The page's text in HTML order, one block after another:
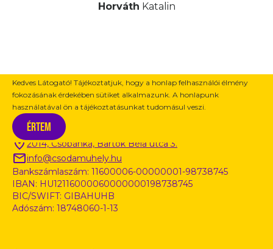
Horváth Katalin
Kapcsolat / Információ
2014, Csobánka, Bartók Béla utca 3.
info@csodamuhely.hu
Bankszámlaszám: 11600006-00000001-98738745
IBAN: HU12116000060000000198738745
BIC/SWIFT: GIBAHUHB
Adószám: 18748060-1-13
Kedves Látogató! Tájékoztatjuk, hogy a honlap felhasználói élmény
fokozásának érdekében sütiket alkalmazunk. A honlapunk
használatával ön a tájékoztatásunkat tudomásul veszi.
Értem